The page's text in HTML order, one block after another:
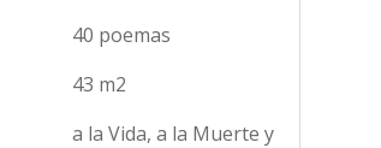
40 poemas
43 m2
a la Vida, a la Muerte y